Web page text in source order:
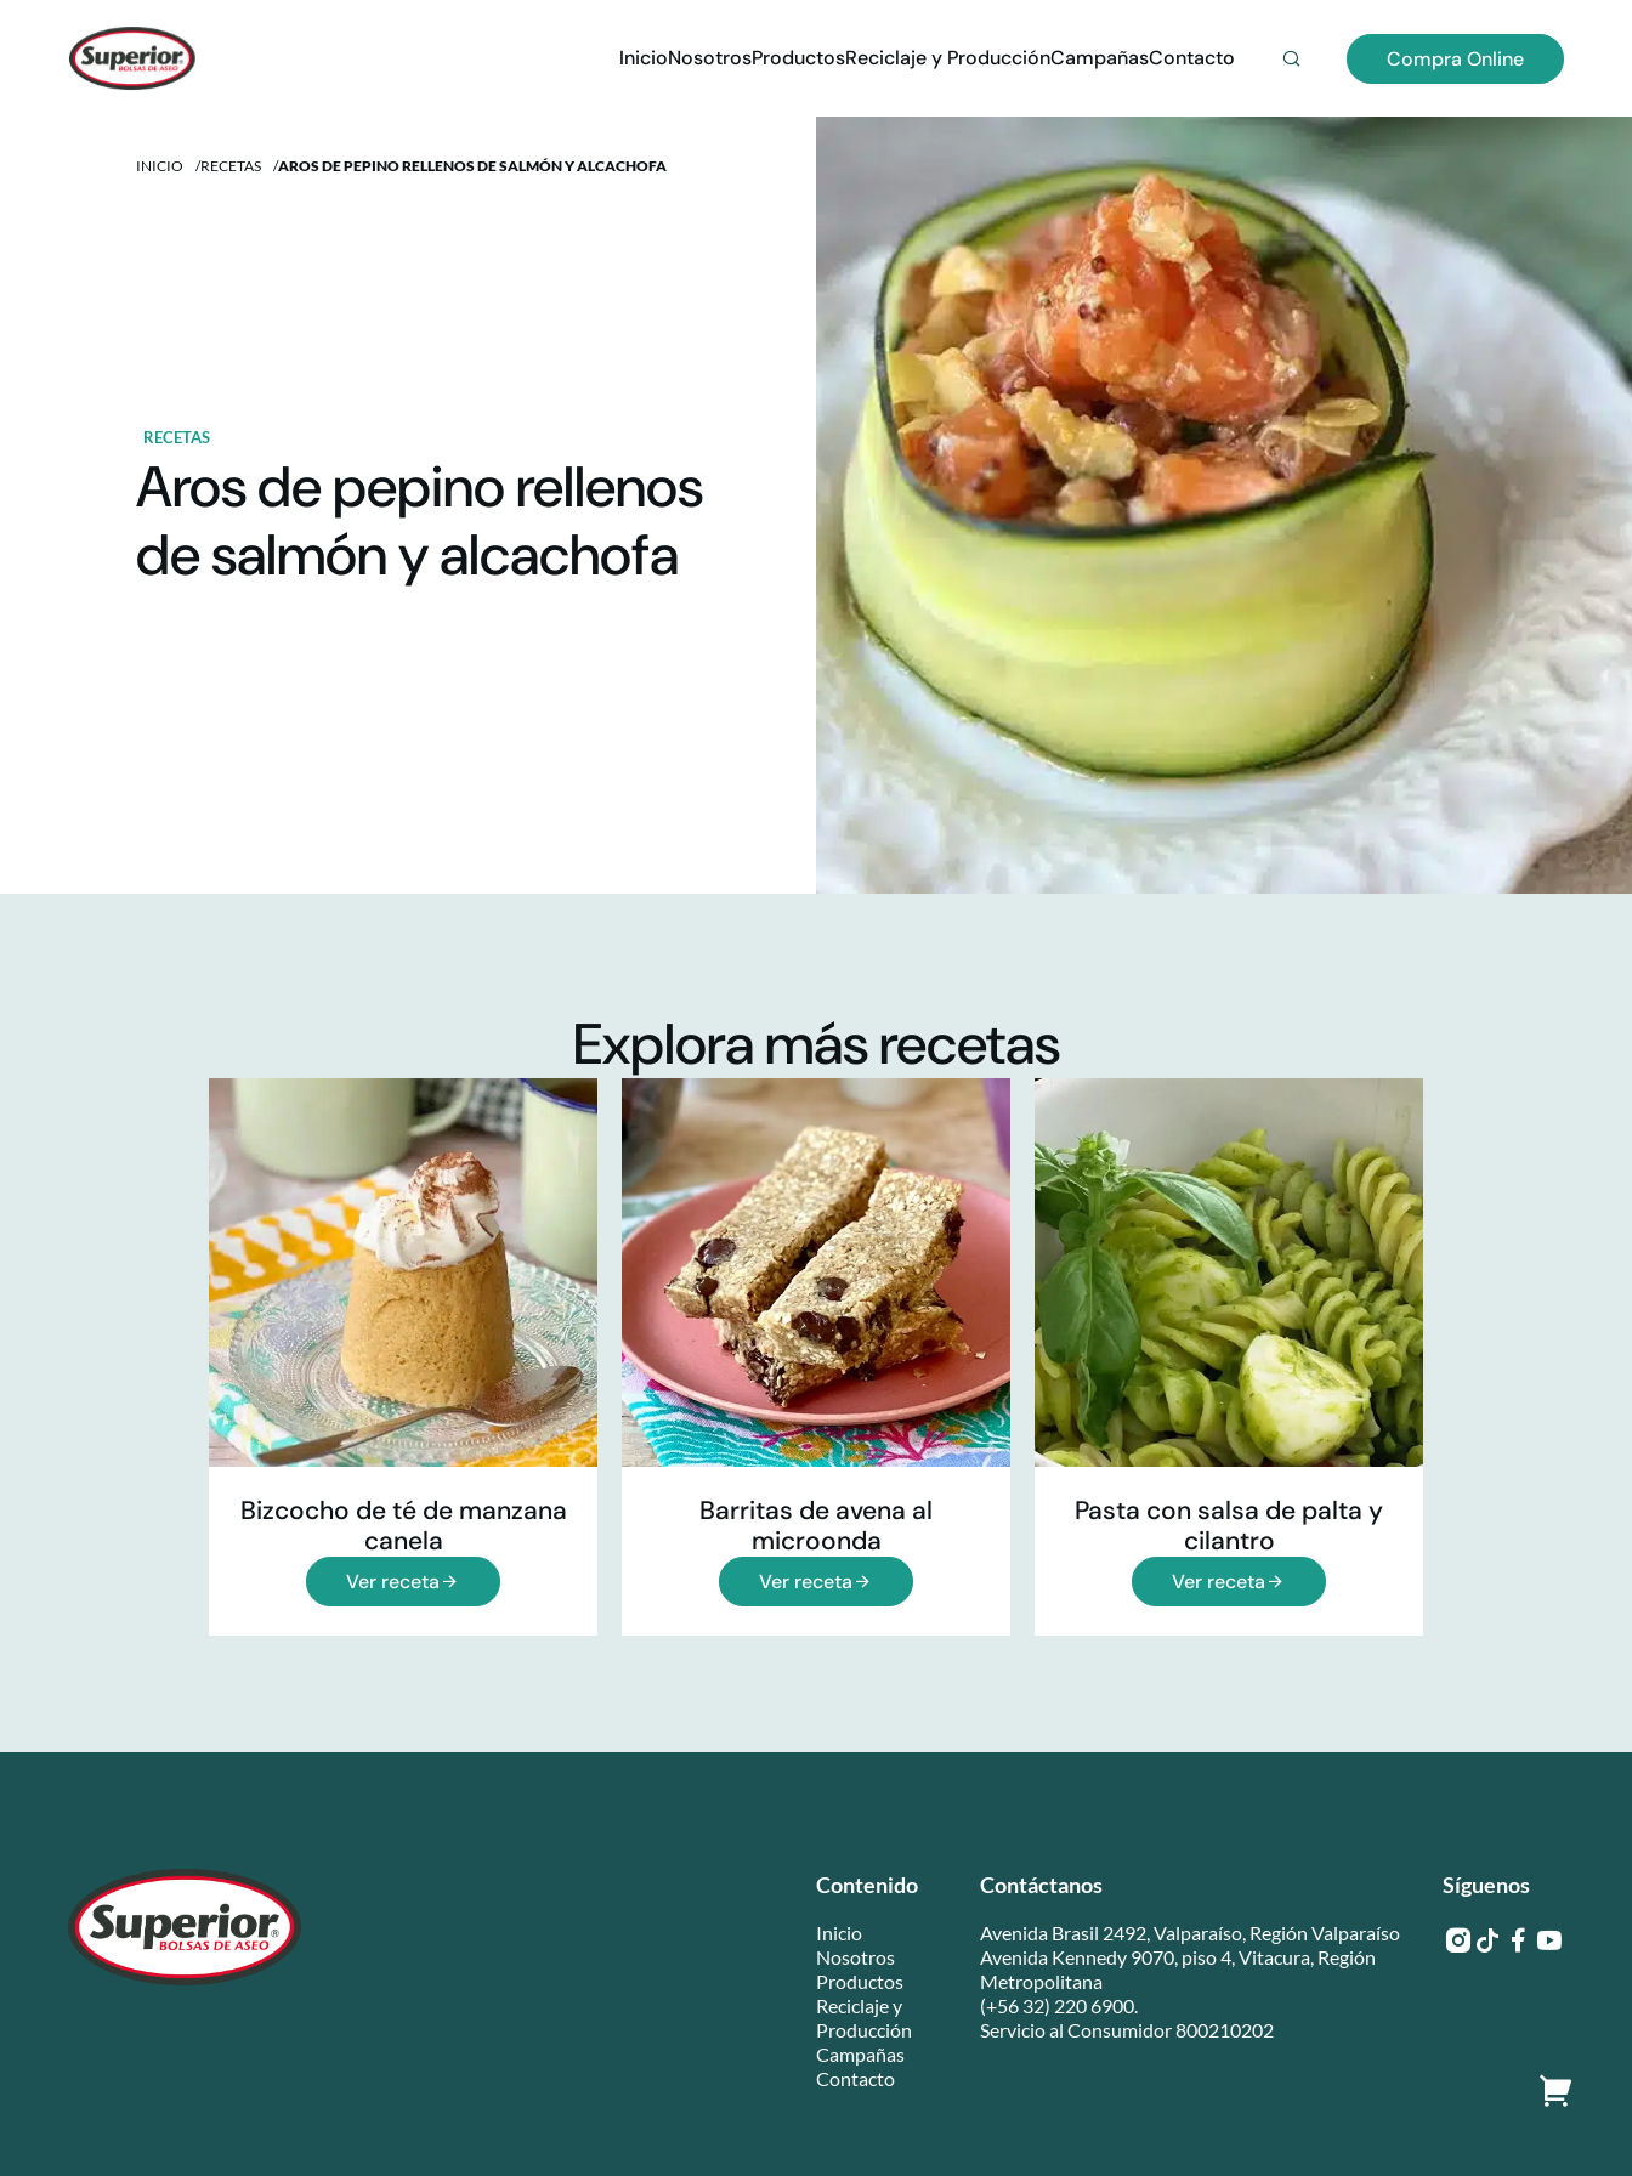
InicioNosotrosProductosReciclaje y ProducciónCampañasContacto Compra Online
INICIO /RECETAS /AROS DE PEPINO RELLENOS DE SALMÓN Y ALCACHOFA
RECETAS
Aros de pepino rellenos
de salmón y alcachofa
Explora más recetas
Bizcocho de té de manzana
canela
Ver receta
Barritas de avena al
microonda
Ver receta
Pasta con salsa de palta y
cilantro
Ver receta
Contenido
Inicio
Nosotros
Productos
Reciclaje y
Producción
Campañas
Contacto
Contáctanos
Avenida Brasil 2492, Valparaíso, Región Valparaíso
Avenida Kennedy 9070, piso 4, Vitacura, Región
Metropolitana
(+56 32) 220 6900.
Servicio al Consumidor 800210202
Síguenos